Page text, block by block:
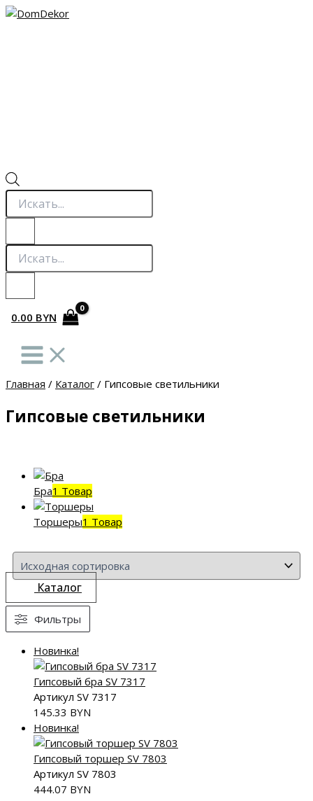
Перейти
Поиск
товаров
Поиск
товаров
0.00 BYN
Главная / Каталог / Гипсовые светильники
Гипсовые светильники
Бра1 Товар
Торшеры1 Товар
Каталог
Фильтры
Новинка!
Гипсовый бра SV 7317
Артикул SV 7317
145.33 BYN
Новинка!
Гипсовый торшер SV 7803
Артикул SV 7803
444.07 BYN